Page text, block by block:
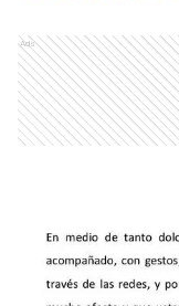
Ads